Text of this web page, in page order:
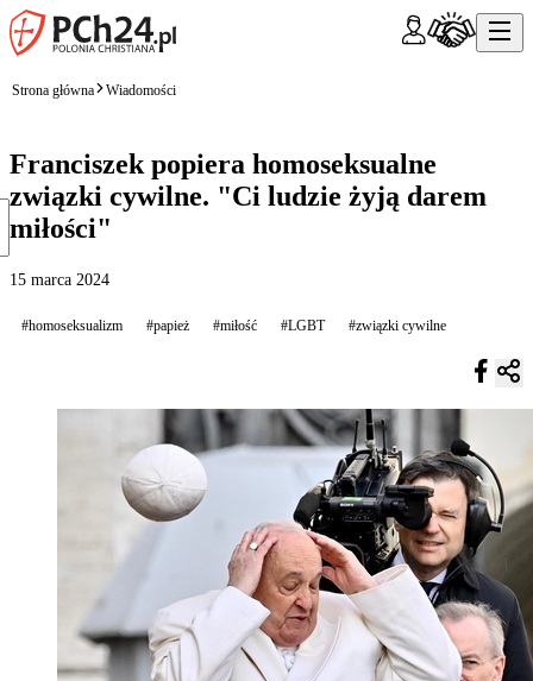
Strona główna Wiadomości
Franciszek popiera homoseksualne
związki cywilne. "Ci ludzie żyją darem
miłości"
15 marca 2024
#homoseksualizm #papież #miłość #LGBT #związki cywilne